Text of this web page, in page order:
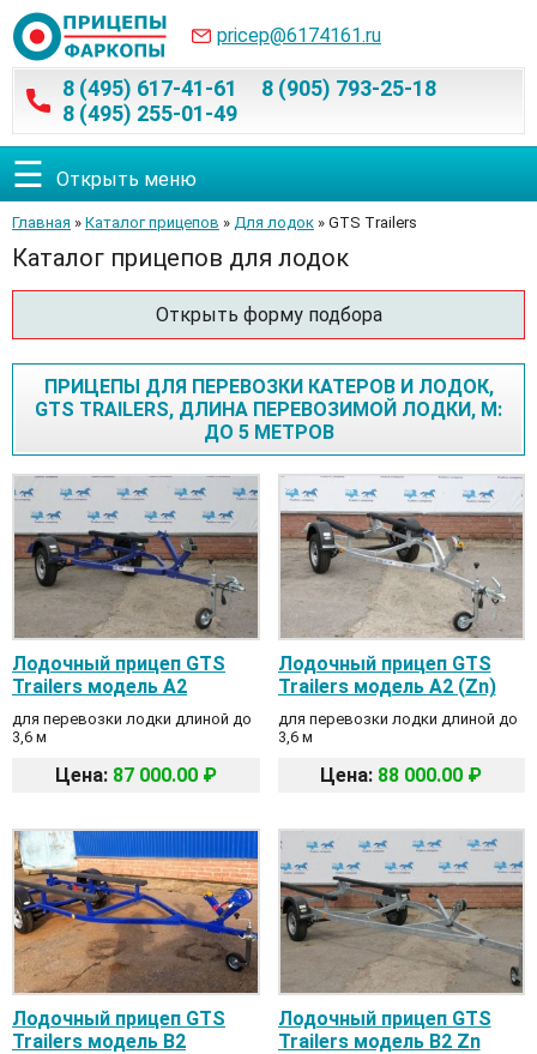
pricep@6174161.ru
8 (495) 617-41-61
8 (905) 793-25-18
8 (495) 255-01-49
☰ Открыть меню
Главная » Каталог прицепов » Для лодок » GTS Trailers
Каталог прицепов для лодок
Открыть форму подбора
ПРИЦЕПЫ ДЛЯ ПЕРЕВОЗКИ КАТЕРОВ И ЛОДОК,
GTS TRAILERS, ДЛИНА ПЕРЕВОЗИМОЙ ЛОДКИ, М:
ДО 5 МЕТРОВ
Лодочный прицеп GTS
Trailers модель A2
для перевозки лодки длиной до
3,6 м
Цена: 87 000.00 ₽
Лодочный прицеп GTS
Trailers модель A2 (Zn)
для перевозки лодки длиной до
3,6 м
Цена: 88 000.00 ₽
Лодочный прицеп GTS
Trailers модель B2
Лодочный прицеп GTS
Trailers модель B2 Zn